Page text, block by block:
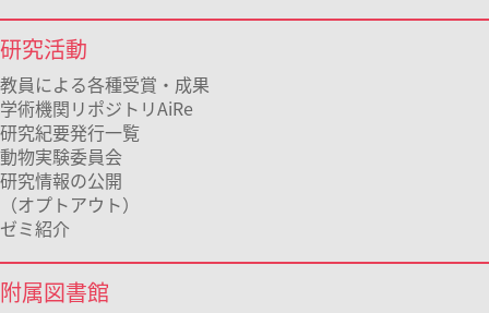
研究活動
教員による各種受賞・成果
学術機関リポジトリAiRe
研究紀要発行一覧
動物実験委員会
研究情報の公開
（オプトアウト）
ゼミ紹介
附属図書館